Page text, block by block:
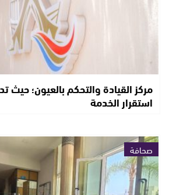
مركز القيادة والتحكم بالعيون؛ حيث
استقرار الخدمة
صحافة